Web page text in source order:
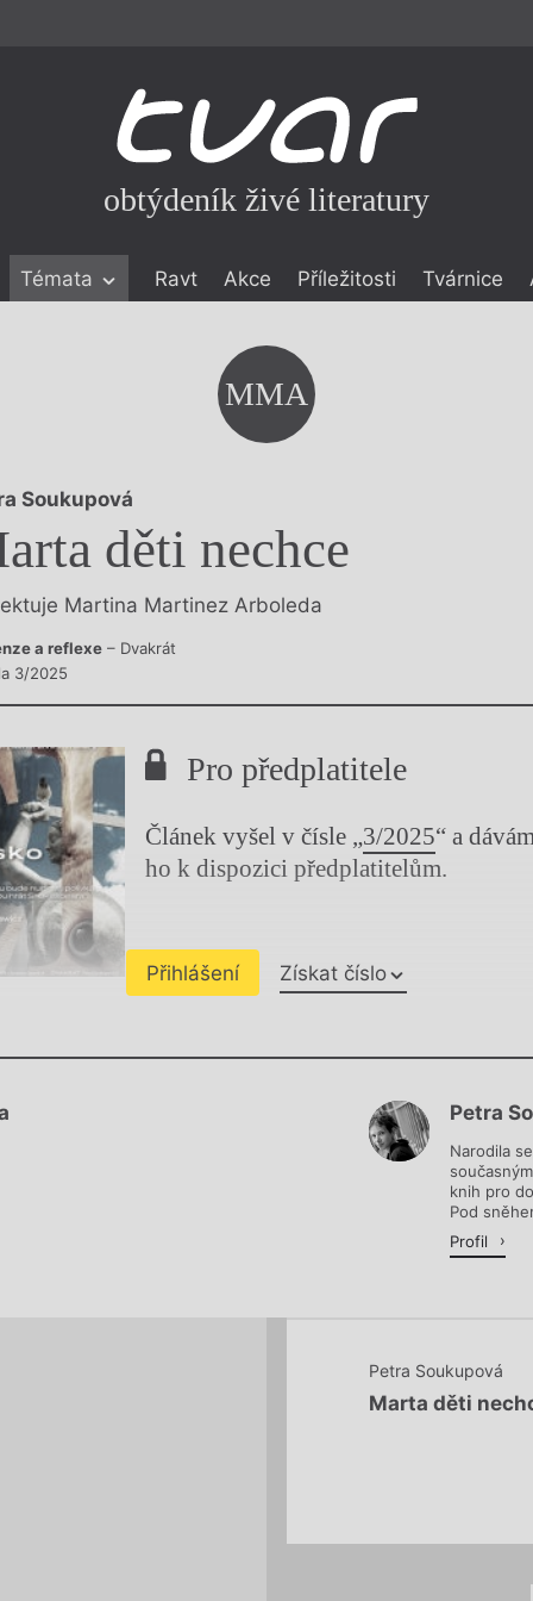
obtýdeník živé literatury
Témata Ravt Akce Příležitosti Tvárnice
MMA
Soukupová
děti nechce
Martina Martinez Arboleda
a reflexe – Dvakrát
3/2025
Pro předplatitele
Článek vyšel v čísle „3/2025“ a
ho k dispozici předplatitelům.
Přihlášení Získat číslo
Chviličku.
Petra
Narodila
knih pro
Pod
Profil
Petra Soukupová
Marta děti